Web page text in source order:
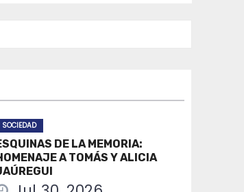
SOCIEDAD
DE LA MEMORIA:
A TOMÁS Y ALICIA